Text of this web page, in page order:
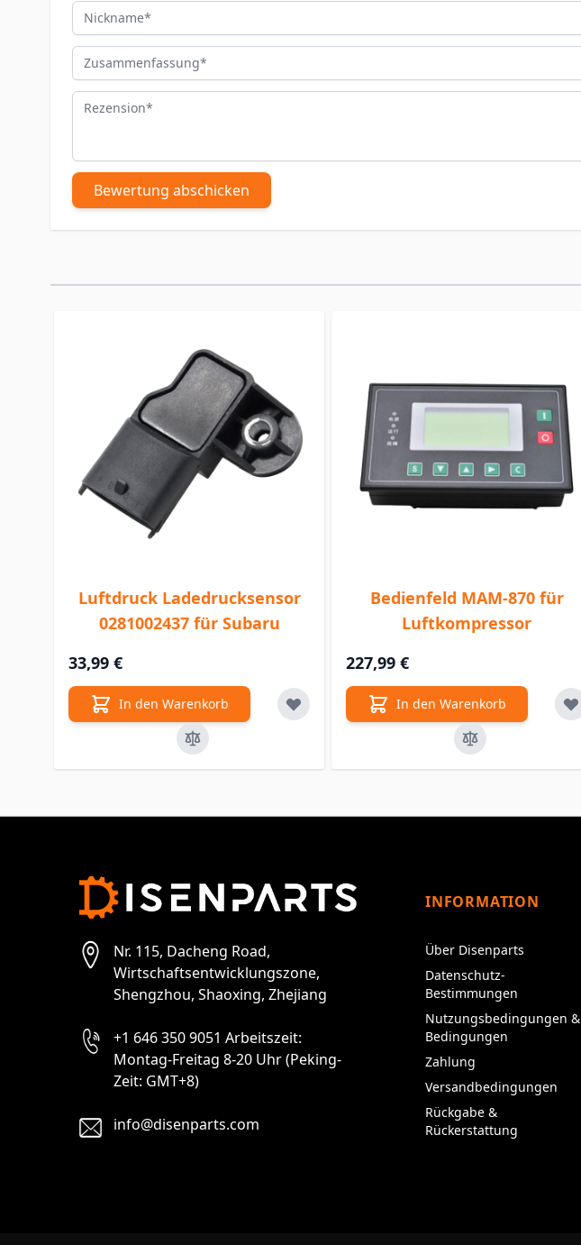
Nickname
Zusammenfassung
Rezension
Bewertung abschicken
Luftdruck Ladedrucksensor
0281002437 für Subaru
33,99 €
In den Warenkorb
Bedienfeld MAM-870 für
Luftkompressor
227,99 €
In den Warenkorb
Nr. 115, Dacheng Road,
Wirtschaftsentwicklungszone,
Shengzhou, Shaoxing, Zhejiang
+1 646 350 9051 Arbeitszeit:
Montag-Freitag 8-20 Uhr (Peking-
Zeit: GMT+8)
info@disenparts.com
INFORMATION
Über Disenparts
Datenschutz-
Bestimmungen
Nutzungsbedingungen &
Bedingungen
Zahlung
Versandbedingungen
Rückgabe &
Rückerstattung